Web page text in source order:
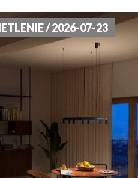
/ 2026-07-23